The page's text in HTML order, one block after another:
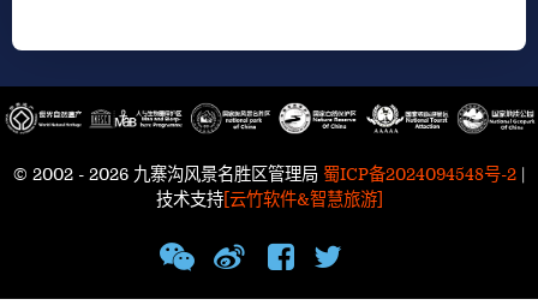
© 2002 - 2026 九寨沟风景名胜区管理局 蜀ICP备2024094548号-2 |
技术支持[云竹软件&智慧旅游]